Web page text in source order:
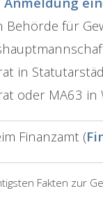
Fakten zur
Behörde für
in
oder MA63 in
Finanzamt (